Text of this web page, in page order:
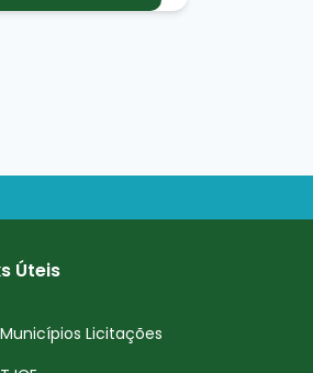
Úteis
Municípios Licitações